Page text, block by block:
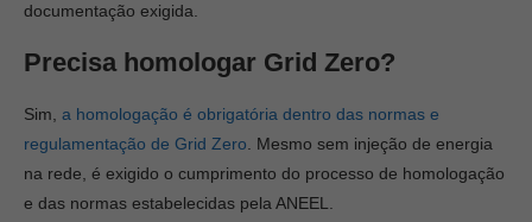
documentação exigida.
Precisa homologar Grid Zero?
Sim, a homologação é obrigatória dentro das normas e
regulamentação de Grid Zero . Mesmo sem injeção de energia
na rede, é exigido o cumprimento do processo de homologação
e das normas estabelecidas pela ANEEL.